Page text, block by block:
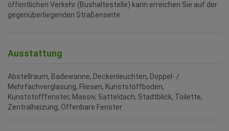
öffentlichen Verkehr (Bushaltestelle) kann erreichen Sie auf der
gegenüberliegenden Straßenseite.
Ausstattung
Abstellraum Badewanne Deckenleuchten Doppel- /
Mehrfachverglasung Fliesen Kunststoffboden
Kunststofffenster Massiv Satteldach Stadtblick Toilette
Zentralheizung Öffenbare Fenster